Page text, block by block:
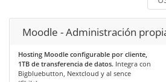
Moodle - Administración
Hosting Moodle configurable por cliente,
1TB de transferencia de datos. Integra con
Bigbluebutton, Nextcloud y al sence